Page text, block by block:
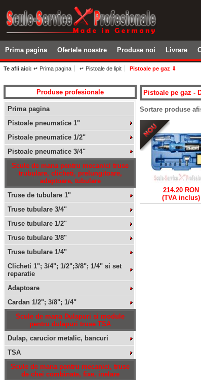
Prima pagina Ofertele noastre Produse noi Livrare
Te afli aici: ↵ Prima pagina ↵ Pistoale de lipit Pistoale pe gaz ⇓
Produse profesionale
Prima pagina
Pistoale pneumatice 1"
Pistoale pneumatice 1/2"
Pistoale pneumatice 3/4"
Scule de mana pentru mecanici truse
trubulare, clicheti, prelungitoare,
adaptoare, tubulare
Truse de tubulare 1"
Truse tubulare 3/4"
Truse tubulare 1/2"
Truse tubulare 3/8"
Truse tubulare 1/4"
Clicheti 1"; 3/4"; 1/2";3/8"; 1/4" si set
reparatie
Adaptoare
Cardan 1/2"; 3/8"; 1/4"
Scule de mana Dulapuri si module
pentru dulapuri truse TSA
Dulap, carucior metalic, bancuri
TSA
Scule de mana pentru mecanici, truse
de chei combinate, fixe, inelare
Pistoale pe gaz -
Sortare produse
214.20 RON
(TVA inclus)